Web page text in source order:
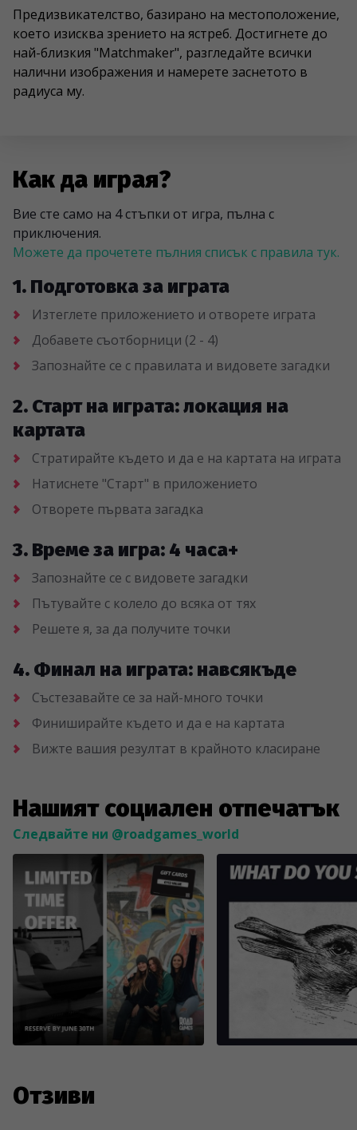
Предизвикателство, базирано на местоположение,
което изисква зрението на ястреб. Достигнете до
най-близкия "Matchmaker", разгледайте всички
налични изображения и намерете заснетото в
радиуса му.
Как да играя?
Вие сте само на 4 стъпки от игра, пълна с
приключения.
Можете да прочетете пълния списък с правила тук.
1. Подготовка за играта
Изтеглете приложението и отворете играта
Добавете съотборници (2 - 4)
Запознайте се с правилата и видовете загадки
2. Старт на играта: локация на
картата
Стратирайте където и да е на картата на играта
Натиснете "Старт" в приложението
Отворете първата загадка
3. Време за игра: 4 часа+
Запознайте се с видовете загадки
Пътувайте с колело до всяка от тях
Решете я, за да получите точки
4. Финал на играта: навсякъде
Състезавайте се за най-много точки
Финиширайте където и да е на картата
Вижте вашия резултат в крайното класиране
Нашият социален отпечатък
Следвайте ни @roadgames_world
Отзиви